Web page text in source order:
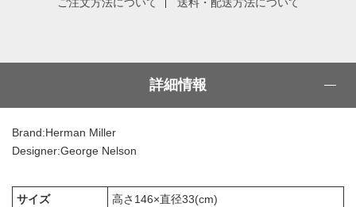
詳細情報
Brand:Herman Miller
Designer:George Nelson
サイズ
高さ146×直径33(cm)